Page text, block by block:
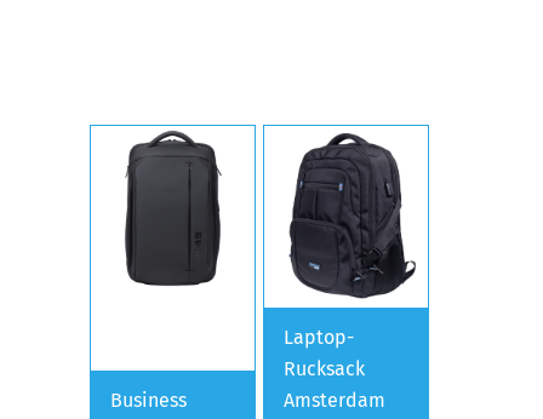
Business
Laptop-
Rucksack
Amsterdam